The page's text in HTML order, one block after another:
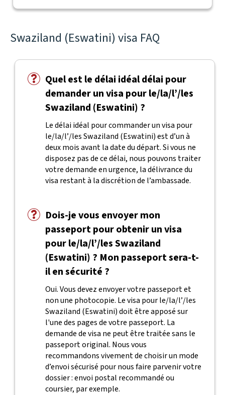
Swaziland (Eswatini) visa FAQ
Quel est le délai idéal délai pour
demander un visa pour le/la/l’/les
Swaziland (Eswatini) ?
Le délai idéal pour commander un visa pour
le/la/l’/les Swaziland (Eswatini) est d’un à
deux mois avant la date du départ. Si vous ne
disposez pas de ce délai, nous pouvons traiter
votre demande en urgence, la délivrance du
visa restant à la discrétion de l’ambassade.
Dois-je vous envoyer mon
passeport pour obtenir un visa
pour le/la/l’/les Swaziland
(Eswatini) ? Mon passeport sera-t-
il en sécurité ?
Oui. Vous devez envoyer votre passeport et
non une photocopie. Le visa pour le/la/l’/les
Swaziland (Eswatini) doit être apposé sur
l'une des pages de votre passeport. La
demande de visa ne peut être traitée sans le
passeport original. Nous vous
recommandons vivement de choisir un mode
d’envoi sécurisé pour nous faire parvenir votre
dossier : envoi postal recommandé ou
coursier, par exemple.